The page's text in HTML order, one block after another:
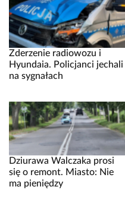
Zderzenie radiowozu i
Hyundaia. Policjanci jechali
na sygnałach
Dziurawa Walczaka prosi
się o remont. Miasto: Nie
ma pieniędzy